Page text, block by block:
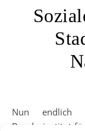
Nun endlich nach langer Diskussion publiziert:
Bundesinstitut